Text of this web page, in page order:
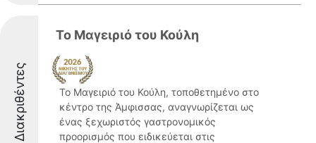
Διακριθέντες
Το Μαγειριό του Κούλη
Το Μαγειριό του Κούλη, τοποθετημένο στο
κέντρο της Άμφισσας, αναγνωρίζεται ως
ένας ξεχωριστός γαστρονομικός
προορισμός που ειδικεύεται στις